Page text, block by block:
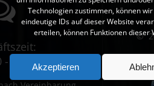
Technologien zustimmen, können
eindeutige IDs auf dieser Website
erteilen, können Funktionen
Akzeptieren
- 17:00 Uhr
©